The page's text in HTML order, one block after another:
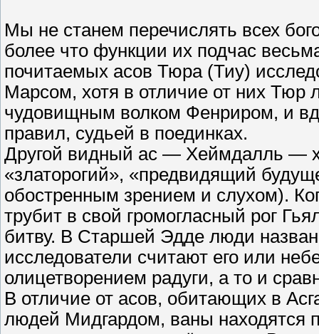
Мы не станем перечислять всех
более что функции их подчас
почитаемых асов Тюра (Тиу)
Марсом, хотя в отличие от них Тюр
чудовищным волком Фенриром, и
правил, судьей в поединках.
Другой видный ас — Хеймдалль —
«златорогий», «предвидящий
обостренным зрением и слухом).
трубит в свой громогласный рог
битву. В Старшей Эдде люди
исследователи считают его или
олицетворением радуги, а то и
В отличие от асов, обитающих в
людей Мидгардом, ваны находятся